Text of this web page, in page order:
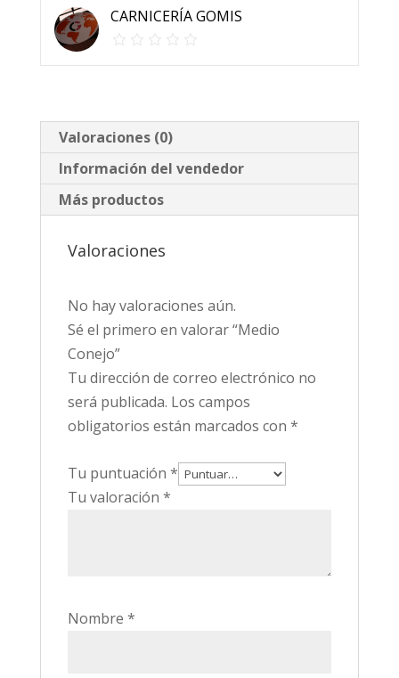
CARNICERÍA GOMIS
Valoraciones (0)
Información del vendedor
Más productos
Valoraciones
No hay valoraciones aún.
Sé el primero en valorar “Medio
Conejo”
Tu dirección de correo electrónico no
será publicada. Los campos
obligatorios están marcados con *
Tu puntuación *
Tu valoración *
Nombre *